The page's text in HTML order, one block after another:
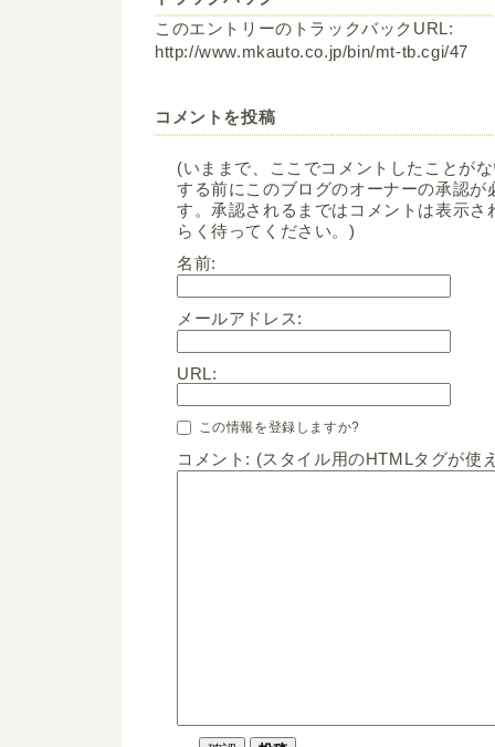
このエントリーのトラックバックURL:
http://www.mkauto.co.jp/bin/mt-tb.cgi/47
コメントを投稿
(いままで、ここでコメントしたことが
する前にこのブログのオーナーの承認が
す。承認されるまではコメントは表示さ
らく待ってください。)
名前:
メールアドレス:
URL:
この情報を登録しますか?
コメント: (スタイル用のHTMLタグが使